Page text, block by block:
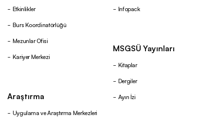
Yerleşkeler ve Binalar
MSGSÜ Yayınları
Etkinlikler
Burs Koordinatörlüğü
Mezunlar Ofisi
Kariyer Merkezi
Araştırma
Uygulama ve Araştırma Merkezleri
Infopack
MSGSÜ Yayınları
Kitaplar
Dergiler
Ayın İzi